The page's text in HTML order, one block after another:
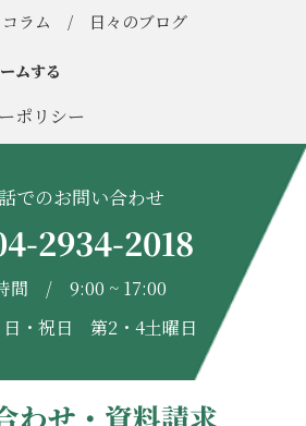
ラム / 日々のブログ
ムする
ポリシー
でのお問い合わせ
2934-2018
間 / 9:00 ~ 17:00
・祝日 第2・4土曜日
わせ・資料請求